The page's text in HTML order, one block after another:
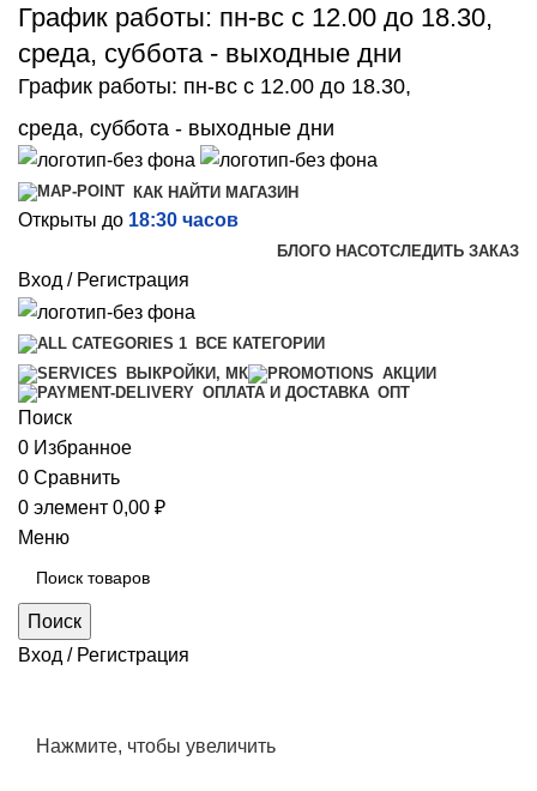
График работы: пн-вс с 12.00 до 18.30,
среда, суббота - выходные дни
График работы: пн-вс с 12.00 до 18.30,
среда, суббота - выходные дни
КАК НАЙТИ МАГАЗИН
Открыты до 18:30 часов
БЛОГО НАСОТСЛЕДИТЬ ЗАКАЗ
Вход / Регистрация
ВСЕ КАТЕГОРИИ
ВЫКРОЙКИ, МК
АКЦИИ
ОПЛАТА И ДОСТАВКА ОПТ
Поиск
0 Избранное
0 Сравнить
0 элемент 0,00 ₽
Меню
Поиск
Вход / Регистрация
Нажмите, чтобы увеличить